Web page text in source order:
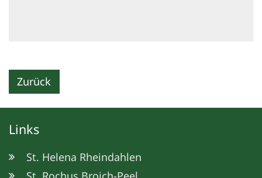
Zurück
Links
St. Helena Rheindahlen